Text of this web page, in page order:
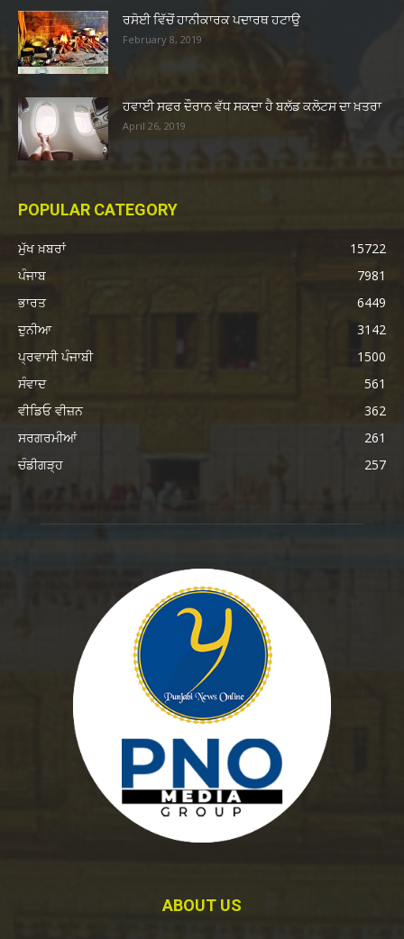
ਰਸੋਈ ਵਿੱਚੋਂ ਹਾਨੀਕਾਰਕ ਪਦਾਰਥ ਹਟਾਉ
February 8, 2019
ਹਵਾਈ ਸਫਰ ਦੌਰਾਨ ਵੱਧ ਸਕਦਾ ਹੈ ਬਲੱਡ ਕਲੋਟਸ ਦਾ ਖ਼ਤਰਾ
April 26, 2019
POPULAR CATEGORY
ਮੁੱਖ ਖ਼ਬਰਾਂ
15722
ਪੰਜਾਬ
7981
ਭਾਰਤ
6449
ਦੁਨੀਆ
3142
ਪ੍ਰਵਾਸੀ ਪੰਜਾਬੀ
1500
ਸੰਵਾਦ
561
ਵੀਡਿਓ ਵੀਜ਼ਨ
362
ਸਰਗਰਮੀਆਂ
261
ਚੰਡੀਗੜ੍ਹ
257
ABOUT US